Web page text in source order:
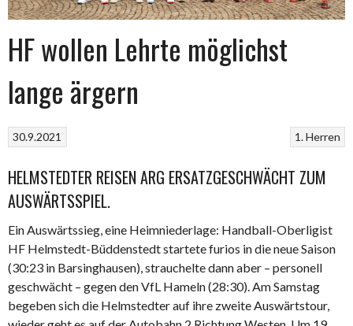
HF wollen Lehrte möglichst
lange ärgern
1. Herren
30.9.2021
HELMSTEDTER REISEN ARG ERSATZGESCHWÄCHT ZUM
AUSWÄRTSSPIEL.
Ein Auswärtssieg, eine Heimniederlage: Handball-Oberligist
HF Helmstedt-Büddenstedt startete furios in die neue Saison
(30:23 in Barsinghausen), strauchelte dann aber – personell
geschwächt – gegen den VfL Hameln (28:30). Am Samstag
begeben sich die Helmstedter auf ihre zweite Auswärtstour,